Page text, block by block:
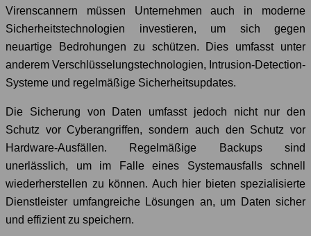
Virenscannern müssen Unternehmen auch in moderne
Sicherheitstechnologien investieren, um sich gegen
neuartige Bedrohungen zu schützen. Dies umfasst unter
anderem Verschlüsselungstechnologien, Intrusion-Detection-
Systeme und regelmäßige Sicherheitsupdates.
Die Sicherung von Daten umfasst jedoch nicht nur den
Schutz vor Cyberangriffen, sondern auch den Schutz vor
Hardware-Ausfällen. Regelmäßige Backups sind
unerlässlich, um im Falle eines Systemausfalls schnell
wiederherstellen zu können. Auch hier bieten spezialisierte
Dienstleister umfangreiche Lösungen an, um Daten sicher
und effizient zu speichern.